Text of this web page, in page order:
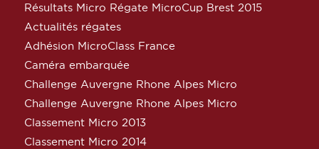
Résultats Micro Régate MicroCup Brest 2015
Actualités régates
Adhésion MicroClass France
Caméra embarquée
Challenge Auvergne Rhone Alpes Micro
Challenge Auvergne Rhone Alpes Micro
Classement Micro 2013
Classement Micro 2014